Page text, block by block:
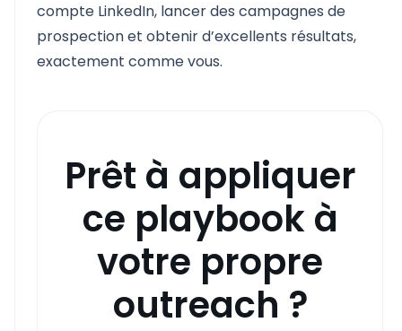
compte LinkedIn, lancer des campagnes de
prospection et obtenir d’excellents résultats,
exactement comme vous.
Prêt à appliquer
ce playbook à
votre propre
outreach ?